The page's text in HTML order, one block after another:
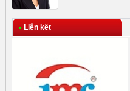
• Liên kết